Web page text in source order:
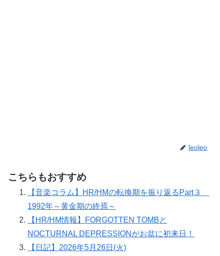
leoleo
こちらもおすすめ
【音楽コラム】HR/HMの転換期を振り返るPart３
1992年～黄金期の終焉～
【HR/HM情報】FORGOTTEN TOMBと
NOCTURNAL DEPRESSIONがお盆に初来日！
【日記】2026年5月26日(火)